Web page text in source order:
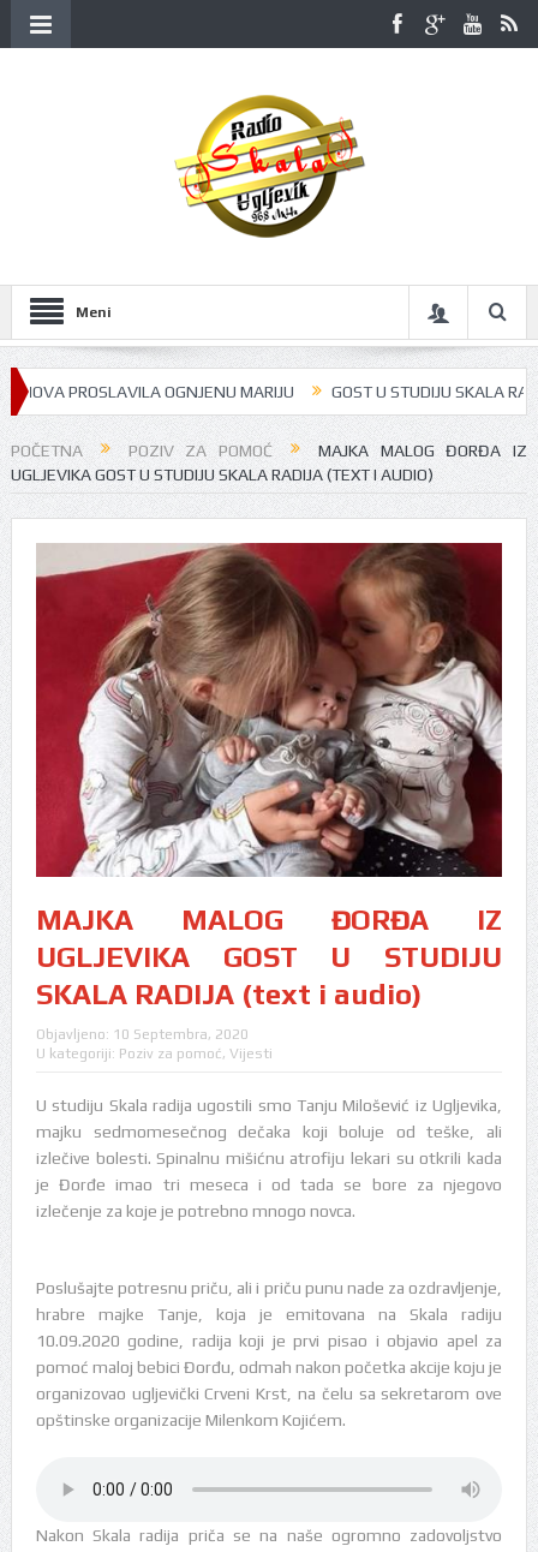
Meni
PROSLAVILA OGNJENU MARIJU GOST U STUDIJU SKALA RADIJA
POČETNA POZIV ZA POMOĆ
MAJKA MALOG ĐORĐA IZ
UGLJEVIKA GOST U STUDIJU SKALA RADIJA (TEXT I AUDIO)
MAJKA MALOG ĐORĐA IZ
UGLJEVIKA GOST U STUDIJU
SKALA RADIJA (text i audio)
Objavljeno: 10 Septembra, 2020
U kategoriji: Poziv za pomoć, Vijesti
U studiju Skala radija ugostili smo Tanju Milošević iz Ugljevika,
majku sedmomesečnog dečaka koji boluje od teške, ali
izlečive bolesti. Spinalnu mišićnu atrofiju lekari su otkrili kada
je Đorđe imao tri meseca i od tada se bore za njegovo
izlečenje za koje je potrebno mnogo novca.
Poslušajte potresnu priču, ali i priču punu nade za ozdravljenje,
hrabre majke Tanje, koja je emitovana na Skala radiju
10.09.2020 godine, radija koji je prvi pisao i objavio apel za
pomoć maloj bebici Đorđu, odmah nakon početka akcije koju je
organizovao ugljevički Crveni Krst, na čelu sa sekretarom ove
opštinske organizacije Milenkom Kojićem.
Nakon Skala radija priča se na naše ogromno zadovoljstvo